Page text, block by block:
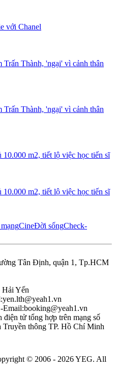
với Chanel
Thành, 'ngại' vì cảnh thân
Thành, 'ngại' vì cảnh thân
m2, tiết lộ việc học tiến sĩ
m2, tiết lộ việc học tiến sĩ
CineĐời sốngCheck-
Tân Định, quận 1, Tp.HCM
Hải Yến
yen.lth@yeah1.vn
Email:booking@yeah1.vn
tử tổng hợp trên mạng số
thông TP. Hồ Chí Minh
© 2006 - 2026 YEG. All